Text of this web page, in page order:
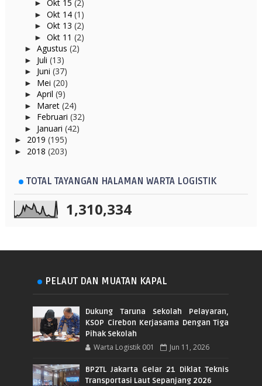
► Okt 15 (2)
► Okt 14 (1)
► Okt 13 (2)
► Okt 11 (2)
► Agustus (2)
► Juli (13)
► Juni (37)
► Mei (20)
► April (9)
► Maret (24)
► Februari (32)
► Januari (42)
► 2019 (195)
► 2018 (203)
TOTAL TAYANGAN HALAMAN WARTA LOGISTIK
1,310,334
PELAUT DAN MUATAN KAPAL
Dukung Taruna Sekolah Pelayaran,
KSOP Cirebon Kerjasama Dengan Tiga
Pihak Sekolah
Warta Logistik 001 Jun 11, 2026
BP2TL Jakarta Gelar 21 Diklat Teknis
Transportasi Laut Sepanjang 2026